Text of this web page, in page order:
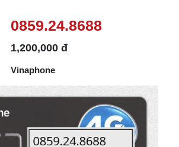
0859.24.8688
1,200,000 đ
Vinaphone